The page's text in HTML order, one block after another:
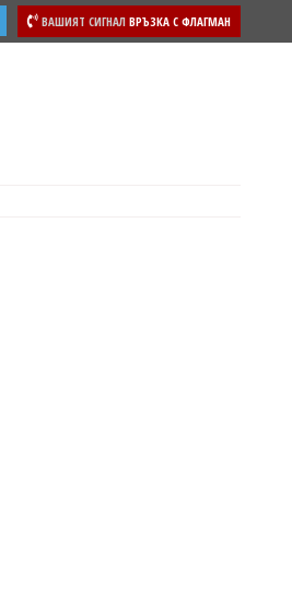
ВАШИЯТ СИГНАЛ ВРЪЗКА С ФЛАГМАН